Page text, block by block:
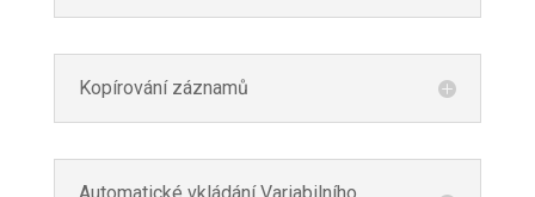
Kopírování záznamů